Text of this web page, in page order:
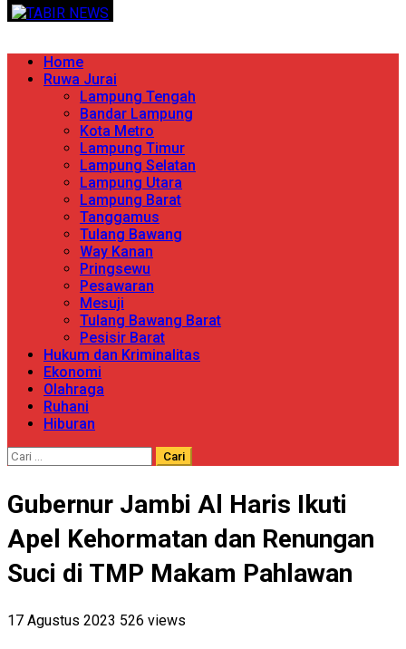
Skip
content
TERPERCAYA MENYINGKAP BERITA
Primary
Menu
Home
Ruwa Jurai
Lampung Tengah
Bandar Lampung
Kota Metro
Lampung Timur
Lampung Selatan
Lampung Utara
Lampung Barat
Tanggamus
Tulang Bawang
Way Kanan
Pringsewu
Pesawaran
Mesuji
Tulang Bawang Barat
Pesisir Barat
Hukum dan Kriminalitas
Ekonomi
Olahraga
Ruhani
Hiburan
Cari
Gubernur Jambi Al Haris Ikuti
Apel Kehormatan dan Renungan
Suci di TMP Makam Pahlawan
17 Agustus 2023 526 views